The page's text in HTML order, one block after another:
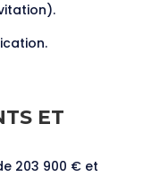
ET
203 900 € et